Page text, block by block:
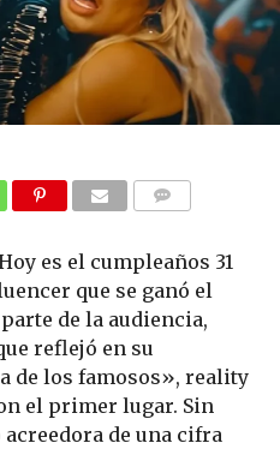
es el cumpleaños 31
que se ganó el
de la audiencia,
reflejó en su
de los famosos», reality
el primer lugar. Sin
de una cifra